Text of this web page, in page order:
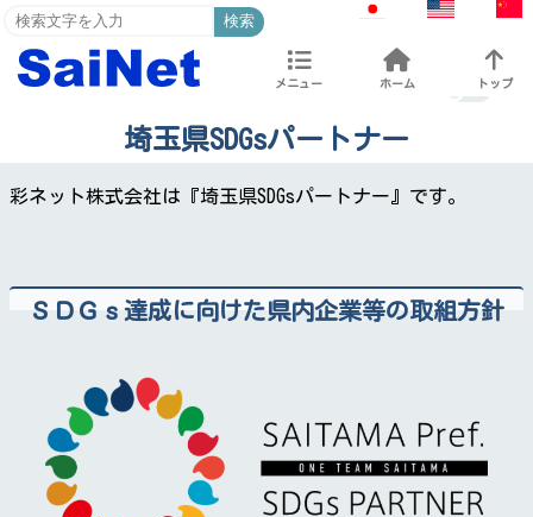
検索
メニュー ホーム トップ
埼玉県SDGsパートナー
彩ネット株式会社は『埼玉県SDGsパートナー』です。
ＳＤＧｓ達成に向けた県内企業等の取組方針